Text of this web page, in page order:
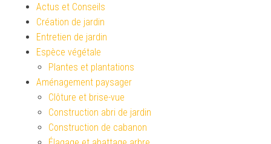
Actus et Conseils
Création de jardin
Entretien de jardin
Espèce végétale
Plantes et plantations
Aménagement paysager
Clôture et brise-vue
Construction abri de jardin
Construction de cabanon